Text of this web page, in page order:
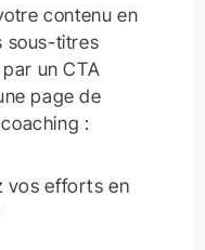
contenu en
sous-titres
un CTA
page de
:
vos efforts en